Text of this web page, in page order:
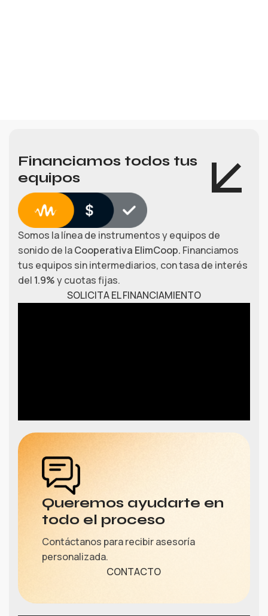
Financiamos todos tus
equipos
Somos la línea de instrumentos y equipos de
sonido de laCooperativa ElimCoop. Financiamos
tus equipos sin intermediarios, con tasa de interés
del 1.9%y cuotas fijas.
SOLICITA EL FINANCIAMIENTO
Queremos ayudarte en
todo el proceso
Contáctanos para recibir asesoría
personalizada.
CONTACTO